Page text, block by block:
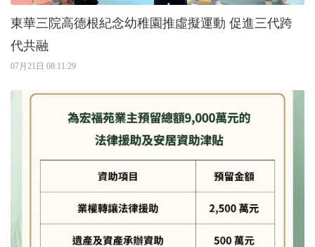
東華三院高德根紀念幼稚園推虛擬運動 促進三代跨
代共融
07月21日 08:11:29